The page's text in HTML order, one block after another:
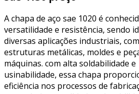
A chapa de aço sae 1020 é
versatilidade e resistência, sendo
diversas aplicações industriais,
estruturas metálicas, moldes e
máquinas. com alta soldabilidade e
usinabilidade, essa chapa
eficiência nos processos de